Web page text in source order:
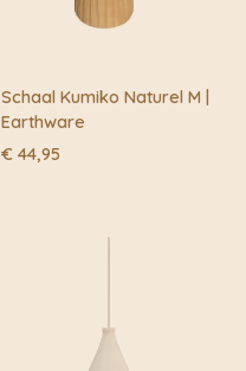
Schaal Kumiko Naturel M |
Earthware
€ 44,95